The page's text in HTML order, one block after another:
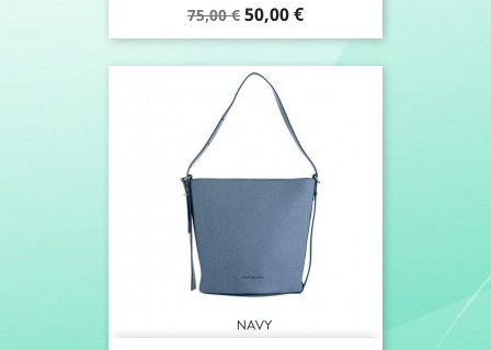
Prezzo
base
75,00 € Prezzo
50,00 €